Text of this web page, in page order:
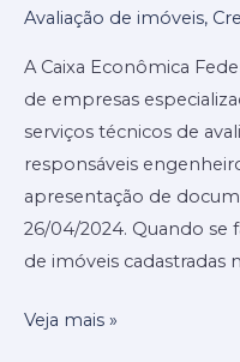
Avaliação de imóveis,
A Caixa Econômica
de empresas
serviços técnicos de
responsáveis
apresentação de
26/04/2024. Quando se
de imóveis cadastradas
avaliadores
credenciamento
empresas
Veja mais »